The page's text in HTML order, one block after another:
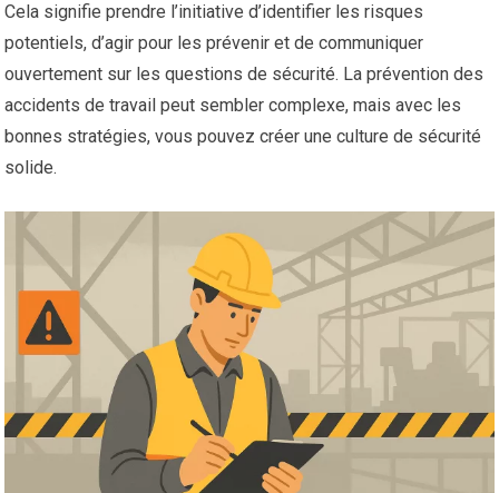
Cela signifie prendre l’initiative d’identifier les risques
potentiels, d’agir pour les prévenir et de communiquer
ouvertement sur les questions de sécurité. La prévention des
accidents de travail peut sembler complexe, mais avec les
bonnes stratégies, vous pouvez créer une culture de sécurité
solide.